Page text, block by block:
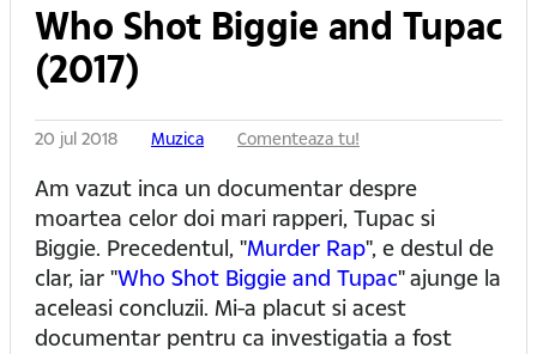
Who Shot Biggie and Tupac
(2017)
20 jul 2018 Muzica Comenteaza tu!
Am vazut inca un documentar despre
moartea celor doi mari rapperi, Tupac si
Biggie. Precedentul, "Murder Rap", e destul de
clar, iar "Who Shot Biggie and Tupac" ajunge la
aceleasi concluzii. Mi-a placut si acest
documentar pentru ca investigatia a fost